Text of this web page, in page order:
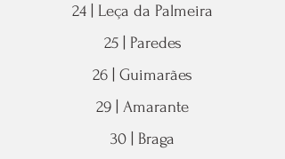
24 | Leça da Palmeira
25 | Paredes
26 | Guimarães
29 | Amarante
30 | Braga